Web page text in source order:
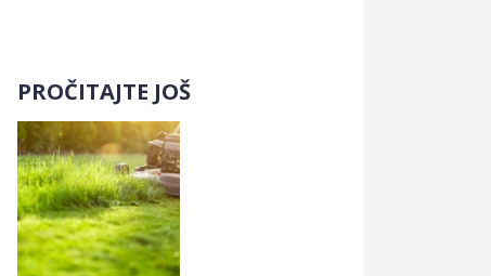
PROČITAJTE JOŠ